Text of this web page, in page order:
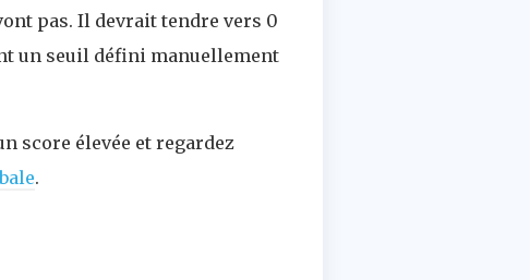
pas. Il devrait tendre vers 0
un seuil défini manuellement
score élevée et regardez
.